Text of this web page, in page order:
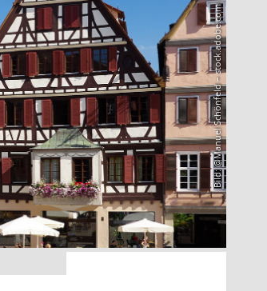
Bild: @Manuel Schönfeld – stock.adobe.com